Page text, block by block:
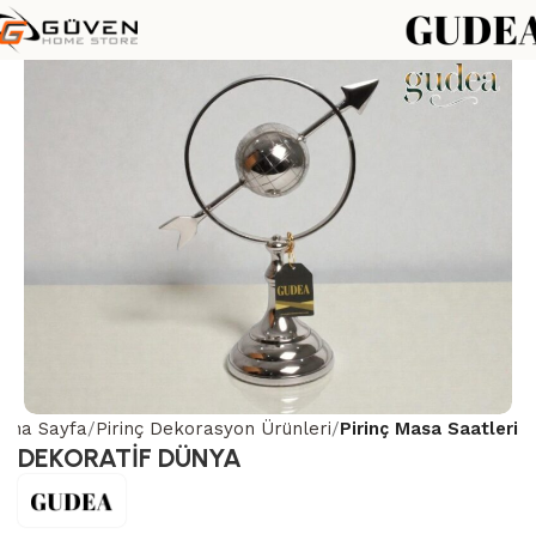
Sayfa Pirinç Dekorasyon Ürünleri Pirinç Masa Saatleri
DEKORATİF DÜNYA